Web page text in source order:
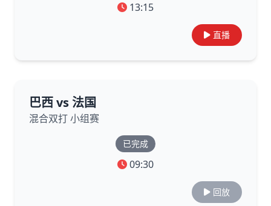
13:15
直播
巴西 vs 法国
混合双打 小组赛
已完成
09:30
回放